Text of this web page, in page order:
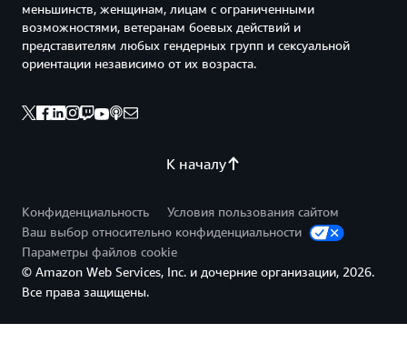
К началу
меньшинств, женщинам, лицам с ограниченными
возможностями, ветеранам боевых действий и
представителям любых гендерных групп и сексуальной
ориентации независимо от их возраста.
Конфиденциальность
Условия пользования сайтом
Ваш выбор относительно конфиденциальности
Параметры файлов cookie
© Amazon Web Services, Inc. и дочерние организации, 2026.
Все права защищены.